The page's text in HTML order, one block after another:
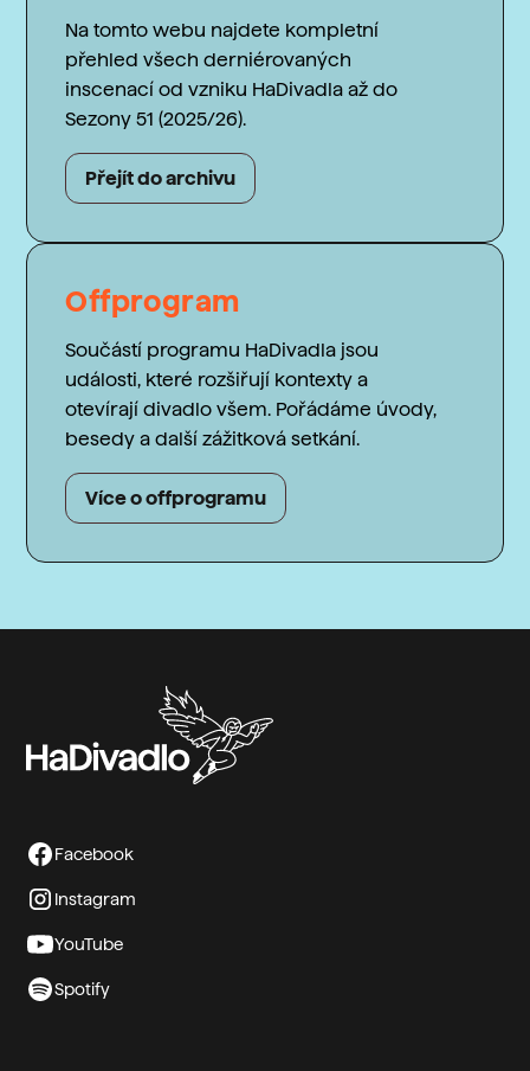
Na tomto webu najdete kompletní
přehled všech derniérovaných
inscenací od vzniku HaDivadla až do
Sezony 51 (2025/26).
Přejít do archivu
Offprogram
Součástí programu HaDivadla jsou
události, které rozšiřují kontexty a
otevírají divadlo všem. Pořádáme úvody,
besedy a další zážitková setkání.
Více o offprogramu
Facebook
Instagram
YouTube
Spotify